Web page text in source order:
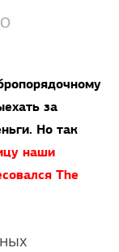
за
Но так
наши
The